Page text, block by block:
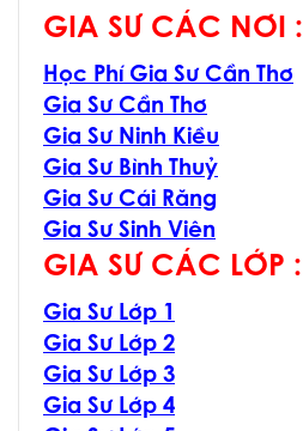
GIA SƯ CÁC NƠI :
Học Phí Gia Sư Cần Thơ
Gia Sư Cần Thơ
Gia Sư Ninh Kiều
Gia Sư Bình Thuỷ
Gia Sư Cái Răng
Gia Sư Sinh Viên
GIA SƯ CÁC LỚP :
Gia Sư Lớp 1
Gia Sư Lớp 2
Gia Sư Lớp 3
Gia Sư Lớp 4